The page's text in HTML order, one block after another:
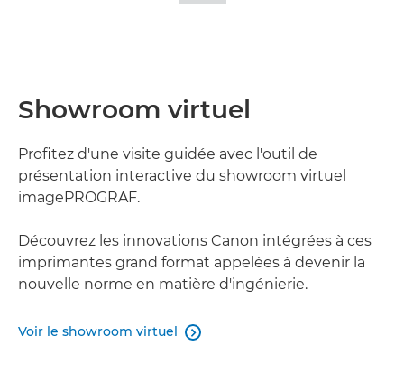
Showroom virtuel
Profitez d'une visite guidée avec l'outil de
présentation interactive du showroom virtuel
imagePROGRAF.
Découvrez les innovations Canon intégrées à ces
imprimantes grand format appelées à devenir la
nouvelle norme en matière d'ingénierie.
Voir le showroom virtuel 